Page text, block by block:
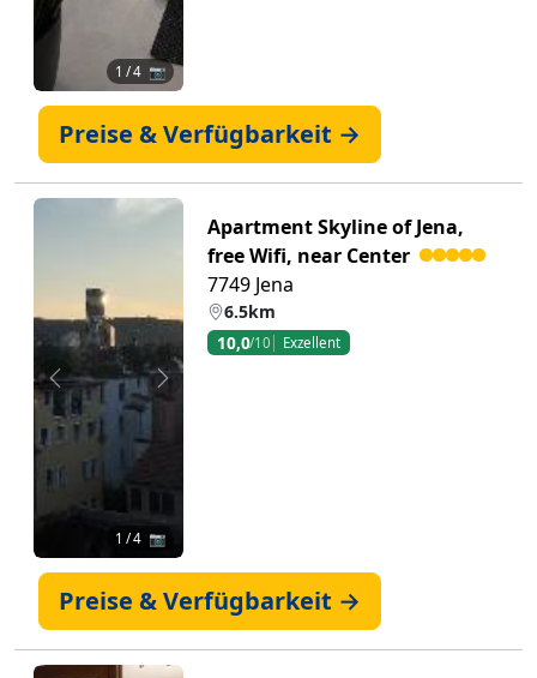
1 / 4 📷
Preise & Verfügbarkeit →
Zurück Weiter
1 / 4 📷
Apartment Skyline of Jena,
free Wifi, near Center
7749 Jena
6.5km
10,0/10 Exzellent
Preise & Verfügbarkeit →